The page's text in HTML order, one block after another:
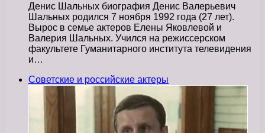
Денис Шальных биография Денис Валерьевич
Шальных родился 7 ноября 1992 года (27 лет).
Вырос в семье актеров Елены Яковлевой и
Валерия Шальных. Учился на режиссерском
факультете Гуманитарного института телевидения
и…
Советские и российские актеры